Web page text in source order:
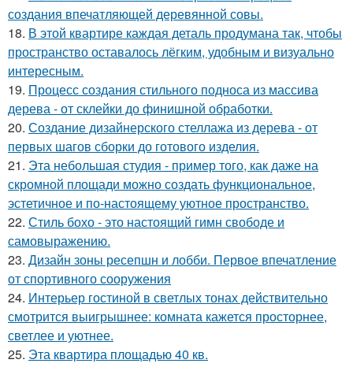
создания впечатляющей деревянной совы.
18. В этой квартире каждая деталь продумана так, чтобы
пространство оставалось лёгким, удобным и визуально
интересным.
19. Процесс создания стильного подноса из массива
дерева - от склейки до финишной обработки.
20. Создание дизайнерского стеллажа из дерева - от
первых шагов сборки до готового изделия.
21. Эта небольшая студия - пример того, как даже на
скромной площади можно создать функциональное,
эстетичное и по-настоящему уютное пространство.
22. Стиль бохо - это настоящий гимн свободе и
самовыражению.
23. Дизайн зоны ресепшн и лобби. Первое впечатление
от спортивного сооружения
24. Интерьер гостиной в светлых тонах действительно
смотрится выигрышнее: комната кажется просторнее,
светлее и уютнее.
25. Эта квартира площадью 40 кв.